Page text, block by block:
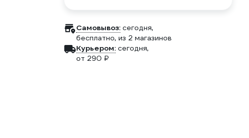
Самовывоз: сегодня,
бесплатно, из 2 магазинов
Курьером: сегодня,
от 290 ₽